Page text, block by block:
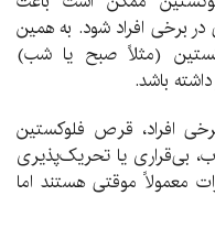
برخی افراد شود. به همین
(مثلاً صبح یا شب)
باشد.
افراد، قرص فلوکستین
بی‌قراری یا تحریک‌پذیری
معمولاً موقتی هستند اما